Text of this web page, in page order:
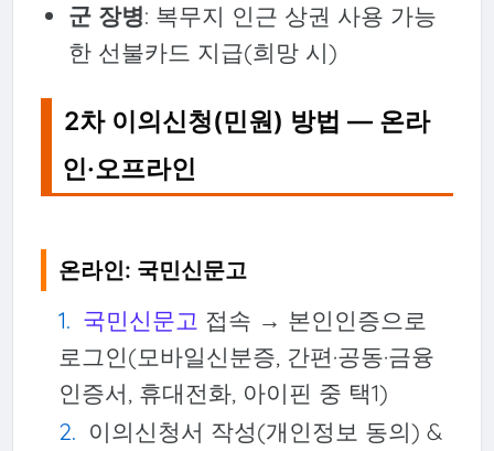
군 장병: 복무지 인근 상권 사용 가능
한 선불카드 지급(희망 시)
2차 이의신청(민원) 방법 — 온라
인·오프라인
온라인: 국민신문고
국민신문고 접속 → 본인인증으로
로그인(모바일신분증, 간편·공동·금융
인증서, 휴대전화, 아이핀 중 택1)
이의신청서 작성(개인정보 동의) &